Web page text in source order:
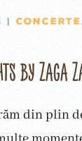
| CONCERTE
by Zaga
din plin